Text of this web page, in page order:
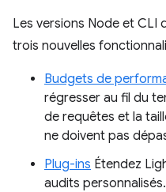
Les versions Node et CLI
trois nouvelles
Budgets de
régresser au fil du
de requêtes et la
ne doivent pas
Plug-ins Étendez
audits personnalisés.